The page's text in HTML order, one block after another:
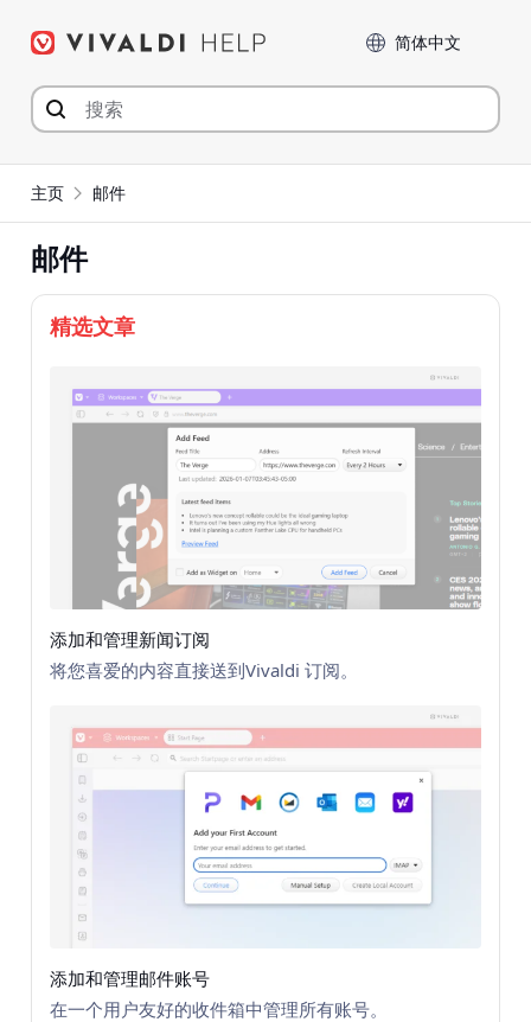
Language
主页 邮件
邮件
精选文章
添加和管理新闻订阅
将您喜爱的内容直接送到Vivaldi 订阅。
添加和管理邮件账号
在一个用户友好的收件箱中管理所有账号。